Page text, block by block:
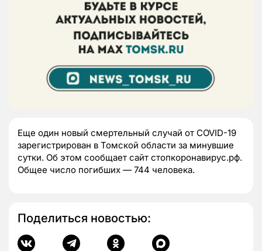
Еще один новый смертельный случай от COVID-19
зарегистрирован в Томской области за минувшие
сутки. Об этом сообщает сайт стопкоронавирус.рф.
Общее число погибших — 744 человека.
Поделиться новостью: